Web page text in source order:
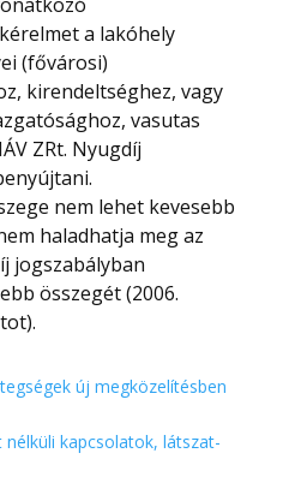
a lakóhely
(fővárosi)
kirendeltséghez, vagy
vasutas
ZRt. Nyugdíj
nem lehet kevesebb
haladhatja meg az
jogszabályban
összegét (2006.
új megközelítésben
kapcsolatok, látszat-